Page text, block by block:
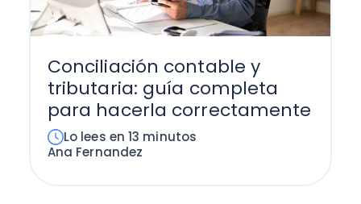
Conciliación contable y
tributaria: guía completa
para hacerla correctamente
Lo lees en 13 minutos
Ana Fernandez